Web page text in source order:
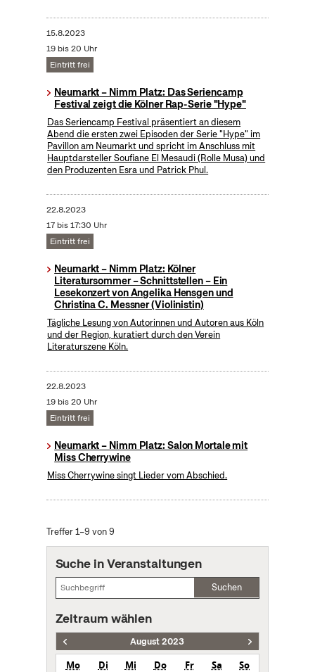
15.8.2023
19 bis 20 Uhr
Eintritt frei
Neumarkt – Nimm Platz: Das Seriencamp
Festival zeigt die Kölner Rap-Serie "Hype"
Das Seriencamp Festival präsentiert an diesem
Abend die ersten zwei Episoden der Serie "Hype" im
Pavillon am Neumarkt und spricht im Anschluss mit
Hauptdarsteller Soufiane El Mesaudi (Rolle Musa) und
den Produzenten Esra und Patrick Phul.
22.8.2023
17 bis 17:30 Uhr
Eintritt frei
Neumarkt – Nimm Platz: Kölner
Literatursommer – Schnittstellen – Ein
Lesekonzert von Angelika Hensgen und
Christina C. Messner (Violinistin)
Tägliche Lesung von Autorinnen und Autoren aus Köln
und der Region, kuratiert durch den Verein
Literaturszene Köln.
22.8.2023
19 bis 20 Uhr
Eintritt frei
Neumarkt – Nimm Platz: Salon Mortale mit
Miss Cherrywine
Miss Cherrywine singt Lieder vom Abschied.
Treffer 1–9 von 9
Suche in Veranstaltungen
Suchen
Zeitraum wählen
August 2023
Mo Di Mi Do Fr Sa
So